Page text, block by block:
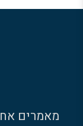
מאמרים